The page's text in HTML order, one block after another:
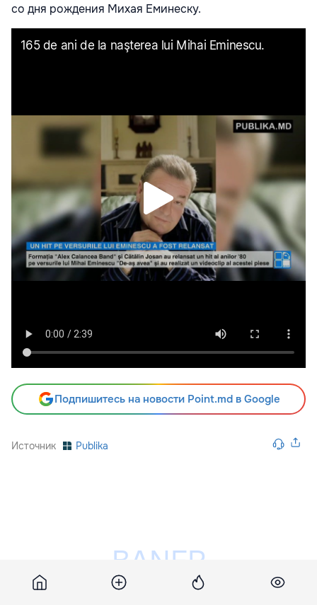
со дня рождения Михая Еминеску.
Подпишитесь на новости Point.md в Google
Источник Publika